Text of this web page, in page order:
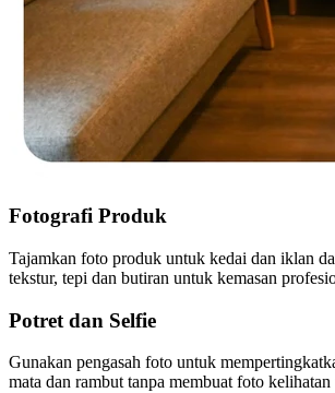
Fotografi Produk
Tajamkan foto produk untuk kedai dan iklan
tekstur, tepi dan butiran untuk kemasan
Potret dan Selfie
Gunakan pengasah foto untuk
mata dan rambut tanpa membuat foto